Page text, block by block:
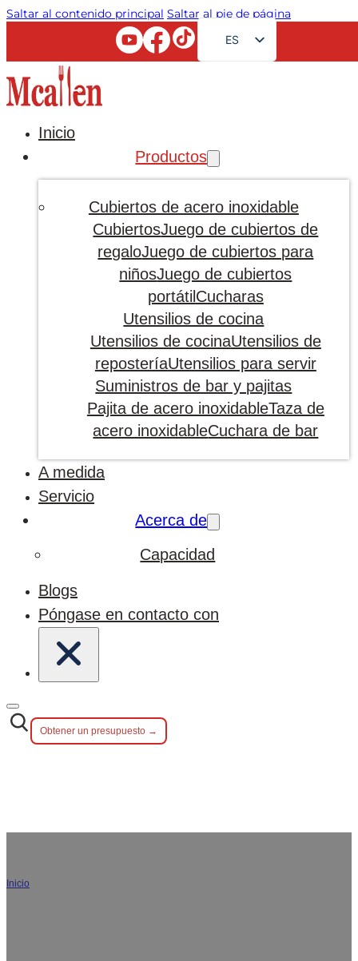
Saltar al contenido principal Saltar al pie de página
ES
EN
DE
PT
KO
Inicio
Productos
Cubiertos de acero inoxidable
CubiertosJuego de cubiertos de
regaloJuego de cubiertos para
niñosJuego de cubiertos
portátil Cucharas
Utensilios de cocina
Utensilios de cocinaUtensilios de
reposteríaUtensilios para servir
Suministros de bar y pajitas
Pajita de acero inoxidableTaza de
acero inoxidableCuchara de bar
A medida
Servicio
Acerca de
Capacidad
Blogs
Póngase en contacto con
Obtener un presupuesto →
Inicio